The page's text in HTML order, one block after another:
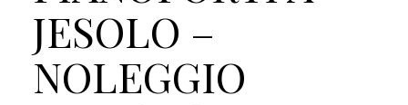
JESOLO –
NOLEGGIO